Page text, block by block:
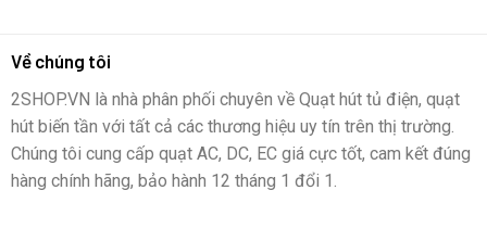
Về chúng tôi
2SHOP.VN là nhà phân phối chuyên về Quạt hút tủ điện, quạt
hút biến tần với tất cả các thương hiệu uy tín trên thị trường.
Chúng tôi cung cấp quạt AC, DC, EC giá cực tốt, cam kết đúng
hàng chính hãng, bảo hành 12 tháng 1 đổi 1.